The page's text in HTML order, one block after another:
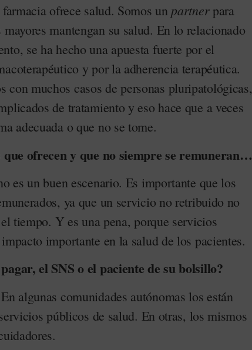
ofrece salud. Somos un partnerpara
mayores mantengan su salud. En lo relacionado
se ha hecho una apuesta fuerte por el
y por la adherencia terapéutica.
con muchos casos de personas pluripatológicas,
de tratamiento y eso hace que a veces
adecuada o que no se tome.
que ofrecen y que no siempre se remuneran…
es un buen escenario. Es importante que los
ya que un servicio no retribuido no
tiempo. Y es una pena, porque servicios
importante en la salud de los pacientes.
el SNS o el paciente de su bolsillo?
algunas comunidades autónomas los están
públicos de salud. En otras, los mismos